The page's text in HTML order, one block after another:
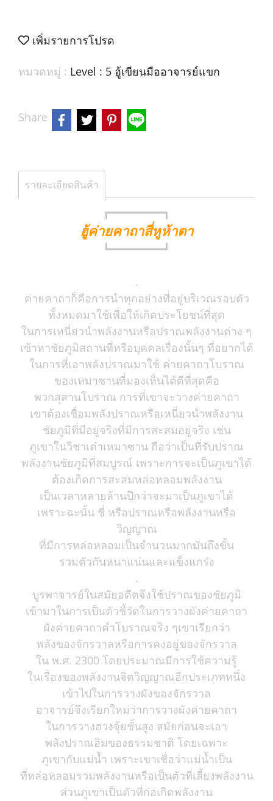
เพิ่มรายการโปรด
หมวดหมู่ : Level : 5 ฮู้เขียนมืออาจารย์แขก
Share
รายละเอียดสินค้า
┏━━━━━━━━┓
ฮู้ค่ายคาถาสี่หูห้าตา
┗━━━━━━━━┛
.
ค่ายคาถาก็คือการนำทุกอย่างที่อยู่บริเวณรอบตัว
ทั้งหมดมาใช้เพื่อให้เกิดประโยชน์ที่สุด
ในการเหนี่ยวนำพลังงานหรือปราณพลังงานต่าง ๆ
เข้าหาชัยภูมิสถานที่หรือบุคคลเรื่องนั้นๆ ที่อยากได้
ในการที่เอาพลังปราณมาใช้ ค่ายคาถาโบราณ
ของเหมาซานที่มองเห็นได้ดีที่สุดคือ
พวกสุสานโบราณ การที่เขาจะวางค่ายคาถา
เขาต้องเชื่อมพลังปราณหรือเหนี่ยวนำพลังงาน
ชัยภูมิที่มีอยู่จริงที่มีการสะสมอยู่จริง เช่น
ภูเขาในวิชาเต๋าเหมาซาน ถือว่าเป็นที่รับปราณ
พลังงานชัยภูมิที่สมบูรณ์ เพราะการจะเป็นภูเขาได้
ต้องเกิดการสะสมหล่อหลอมพลังงาน
เป็นเวลาหลายล้านปีกว่าจะมาเป็นภูเขาได้
เพราะฉะนั้น ชี่ หรือปราณหรือพลังงานหรือ
วิญญาณ
ที่มีการหล่อหลอมเป็นจำนวนมากมันถึงขั้น
รวมตัวกันหนาแน่นและแข็งแกร่ง
.
บูรพาจารย์ในสมัยอดีตจึงใช้ปราณของชัยภูมิ
เข้ามาในการเป็นตัวชี้วัดในการวางผังค่ายคาถา
ผังค่ายคาถาคำโบราณจริง ๆเขาเรียกว่า
พลังของจักรวาลหรือการคงอยู่ของจักรวาล
ใน พ.ศ. 2300 โดยประมาณมีการใช้ความรู้
ในเรื่องของพลังงานจิตวิญญาณอีกประเภทหนึ่ง
เข้าไปในการวางผังของจักรวาล
อาจารย์จึงเรียกใหม่ว่าการวางผังค่ายคาถา
ในการวางฮวงจุ้ยชั้นสูง สมัยก่อนจะเอา
พลังปราณอิมของธรรมชาติ โดยเฉพาะ
ภูเขากับแม่น้ำ เพราะเขาเชื่อว่าแม่น้ำเป็น
ที่หล่อหลอมรวมพลังงานหรือเป็นตัวที่เลี้ยงพลังงาน
ส่วนภูเขาเป็นตัวที่ก่อเกิดพลังงาน